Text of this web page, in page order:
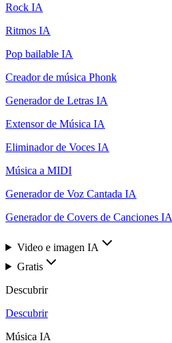
Rock IA
Ritmos IA
Pop bailable IA
Creador de música Phonk
Generador de Letras IA
Extensor de Música IA
Eliminador de Voces IA
Música a MIDI
Generador de Voz Cantada IA
Generador de Covers de Canciones IA
Video e imagen IA
Gratis
Descubrir
Descubrir
Música IA